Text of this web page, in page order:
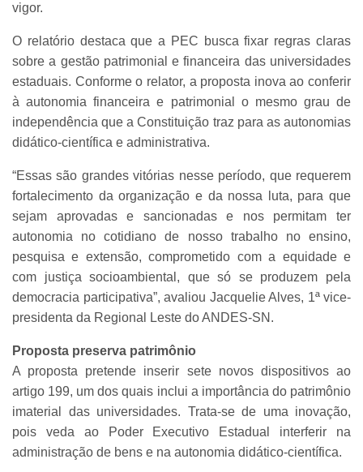
vigor.
O relatório destaca que a PEC busca fixar regras claras
sobre a gestão patrimonial e financeira das universidades
estaduais. Conforme o relator, a proposta inova ao conferir
à autonomia financeira e patrimonial o mesmo grau de
independência que a Constituição traz para as autonomias
didático-científica e administrativa.
“Essas são grandes vitórias nesse período, que requerem
fortalecimento da organização e da nossa luta, para que
sejam aprovadas e sancionadas e nos permitam ter
autonomia no cotidiano de nosso trabalho no ensino,
pesquisa e extensão, comprometido com a equidade e
com justiça socioambiental, que só se produzem pela
democracia participativa”, avaliou Jacquelie Alves, 1ª vice-
presidenta da Regional Leste do ANDES-SN.
Proposta preserva patrimônio
A proposta pretende inserir sete novos dispositivos ao
artigo 199, um dos quais inclui a importância do patrimônio
imaterial das universidades. Trata-se de uma inovação,
pois veda ao Poder Executivo Estadual interferir na
administração de bens e na autonomia didático-científica.